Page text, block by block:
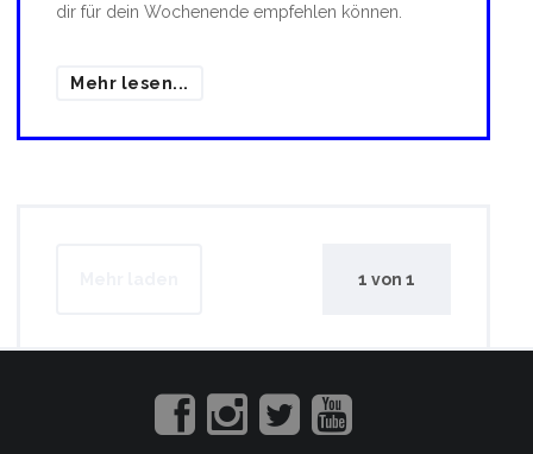
dir für dein Wochenende empfehlen können.
Mehr lesen...
1 von 1